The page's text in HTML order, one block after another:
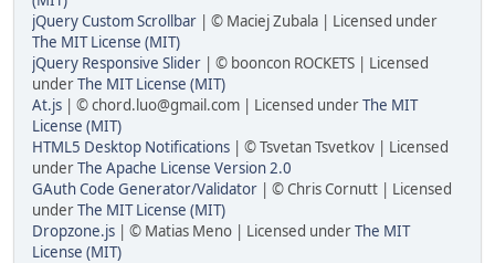
jQuery Custom Scrollbar | © Maciej Zubala | Licensed under
The MIT License (MIT)
jQuery Responsive Slider | © booncon ROCKETS | Licensed
underThe MIT License (MIT)
At.js | © chord.luo@gmail.com | Licensed underThe MIT
License (MIT)
HTML5 Desktop Notifications | © Tsvetan Tsvetkov | Licensed
underThe Apache License Version 2.0
GAuth Code Generator/Validator | © Chris Cornutt | Licensed
underThe MIT License (MIT)
Dropzone.js | © Matias Meno | Licensed underThe MIT
License (MIT)